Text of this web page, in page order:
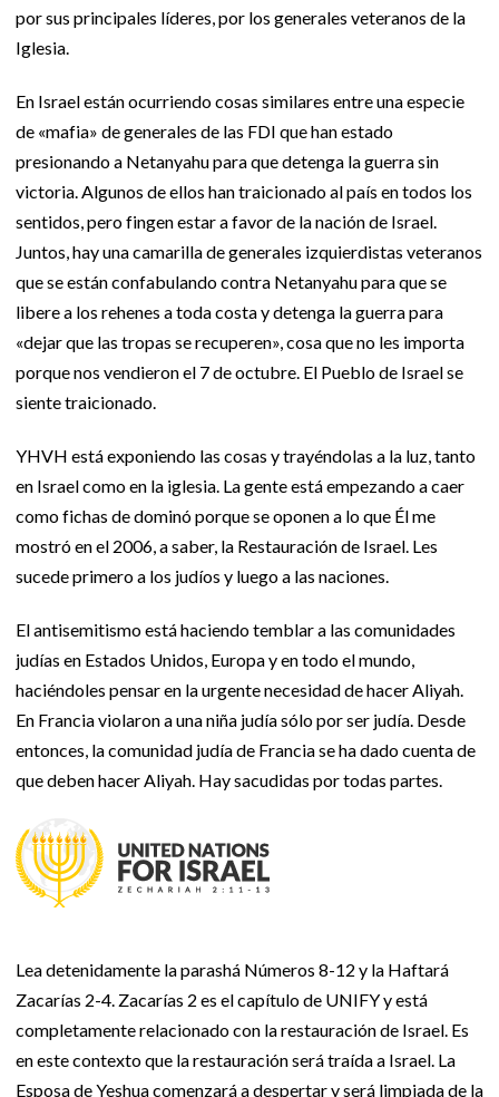
por sus principales líderes, por los generales veteranos de la
Iglesia.
En Israel están ocurriendo cosas similares entre una especie
de «mafia» de generales de las FDI que han estado
presionando a Netanyahu para que detenga la guerra sin
victoria. Algunos de ellos han traicionado al país en todos los
sentidos, pero fingen estar a favor de la nación de Israel.
Juntos, hay una camarilla de generales izquierdistas veteranos
que se están confabulando contra Netanyahu para que se
libere a los rehenes a toda costa y detenga la guerra para
«dejar que las tropas se recuperen», cosa que no les importa
porque nos vendieron el 7 de octubre. El Pueblo de Israel se
siente traicionado.
YHVH está exponiendo las cosas y trayéndolas a la luz, tanto
en Israel como en la iglesia. La gente está empezando a caer
como fichas de dominó porque se oponen a lo que Él me
mostró en el 2006, a saber, la Restauración de Israel. Les
sucede primero a los judíos y luego a las naciones.
El antisemitismo está haciendo temblar a las comunidades
judías en Estados Unidos, Europa y en todo el mundo,
haciéndoles pensar en la urgente necesidad de hacer Aliyah.
En Francia violaron a una niña judía sólo por ser judía. Desde
entonces, la comunidad judía de Francia se ha dado cuenta de
que deben hacer Aliyah. Hay sacudidas por todas partes.
Lea detenidamente la parashá Números 8-12 y la Haftará
Zacarías 2-4. Zacarías 2 es el capítulo de UNIFY y está
completamente relacionado con la restauración de Israel. Es
en este contexto que la restauración será traída a Israel. La
Esposa de Yeshua comenzará a despertar y será limpiada de la